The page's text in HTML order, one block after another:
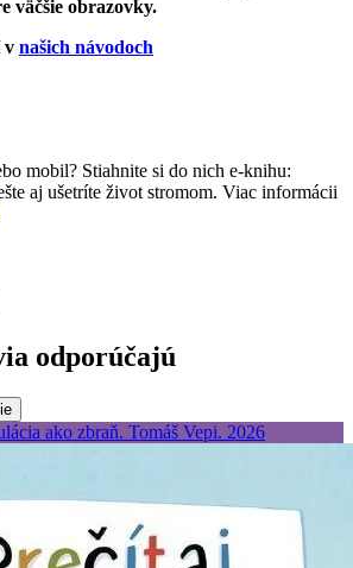
väčšie obrazovky.
v našich návodoch
mobil? Stiahnite si do nich e-knihu:
aj ušetríte život stromom. Viac informácii
odporúčajú